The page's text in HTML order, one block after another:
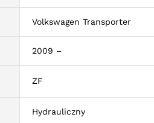
Volkswagen Transporter
2009 –
ZF
Hydrauliczny